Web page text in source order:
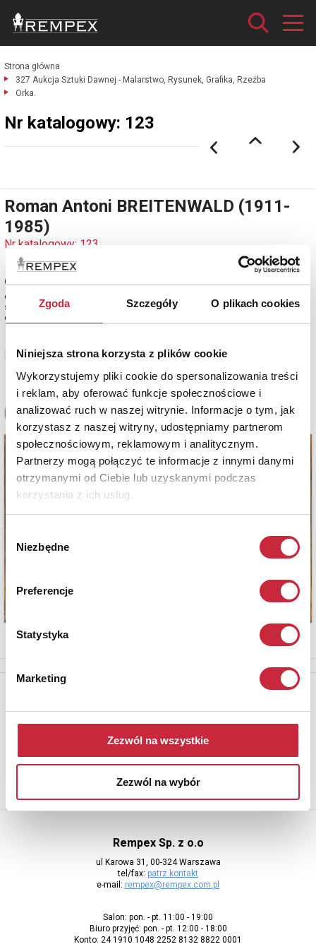
Zgoda Szczegóły O plikach cookies
Niniejsza strona korzysta z plików cookie
Wykorzystujemy pliki cookie do spersonalizowania treści
i reklam, aby oferować funkcje społecznościowe i
analizować ruch w naszej witrynie. Informacje o tym, jak
korzystasz z naszej witryny, udostępniamy partnerom
społecznościowym, reklamowym i analitycznym.
Partnerzy mogą połączyć te informacje z innymi danymi
otrzymanymi od Ciebie lub uzyskanymi podczas
korzystania z ich usług.
zgody
Niezbędne
Preferencje
Statystyka
Marketing
Zezwól na wszystkie
Zezwól na wybór
Strona główna
327 Aukcja Sztuki Dawnej - Malarstwo, Rysunek, Grafika, Rzeźba
Orka.
Nr katalogowy: 123
Roman Antoni BREITENWALD (1911-
1985)
Nr katalogowy: 123
Orka
olej, tektura; 31 x 59 cm;
sygn. p. d.: RBreitenwald.
estymacja: 2 300 - 2 600 zł
Zobacz pełne informacje
Aby otrzymywać informacje o nowych aukcjach, prosimy podać
Rempex Sp. z o.o
ul Karowa 31, 00-324 Warszawa
tel/fax: patrz kontakt
e-mail: rempex@rempex.com.pl
Salon: pon. - pt. 11:00 - 19:00
Biuro przyjęć: pon. - pt. 12:00 - 18:00
Konto: 24 1910 1048 2252 8132 8822 0001